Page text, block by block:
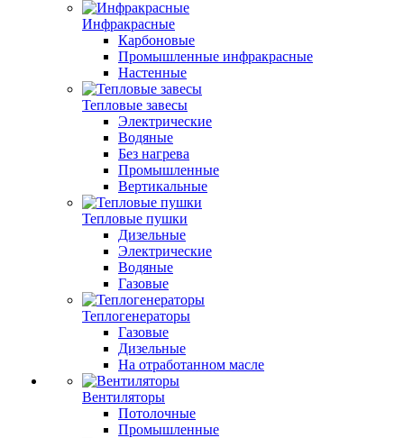
Инфракрасные
Карбоновые
Промышленные инфракрасные
Настенные
Тепловые завесы
Электрические
Водяные
Без нагрева
Промышленные
Вертикальные
Тепловые пушки
Дизельные
Электрические
Водяные
Газовые
Теплогенераторы
Газовые
Дизельные
На отработанном масле
Вентиляторы
Потолочные
Промышленные